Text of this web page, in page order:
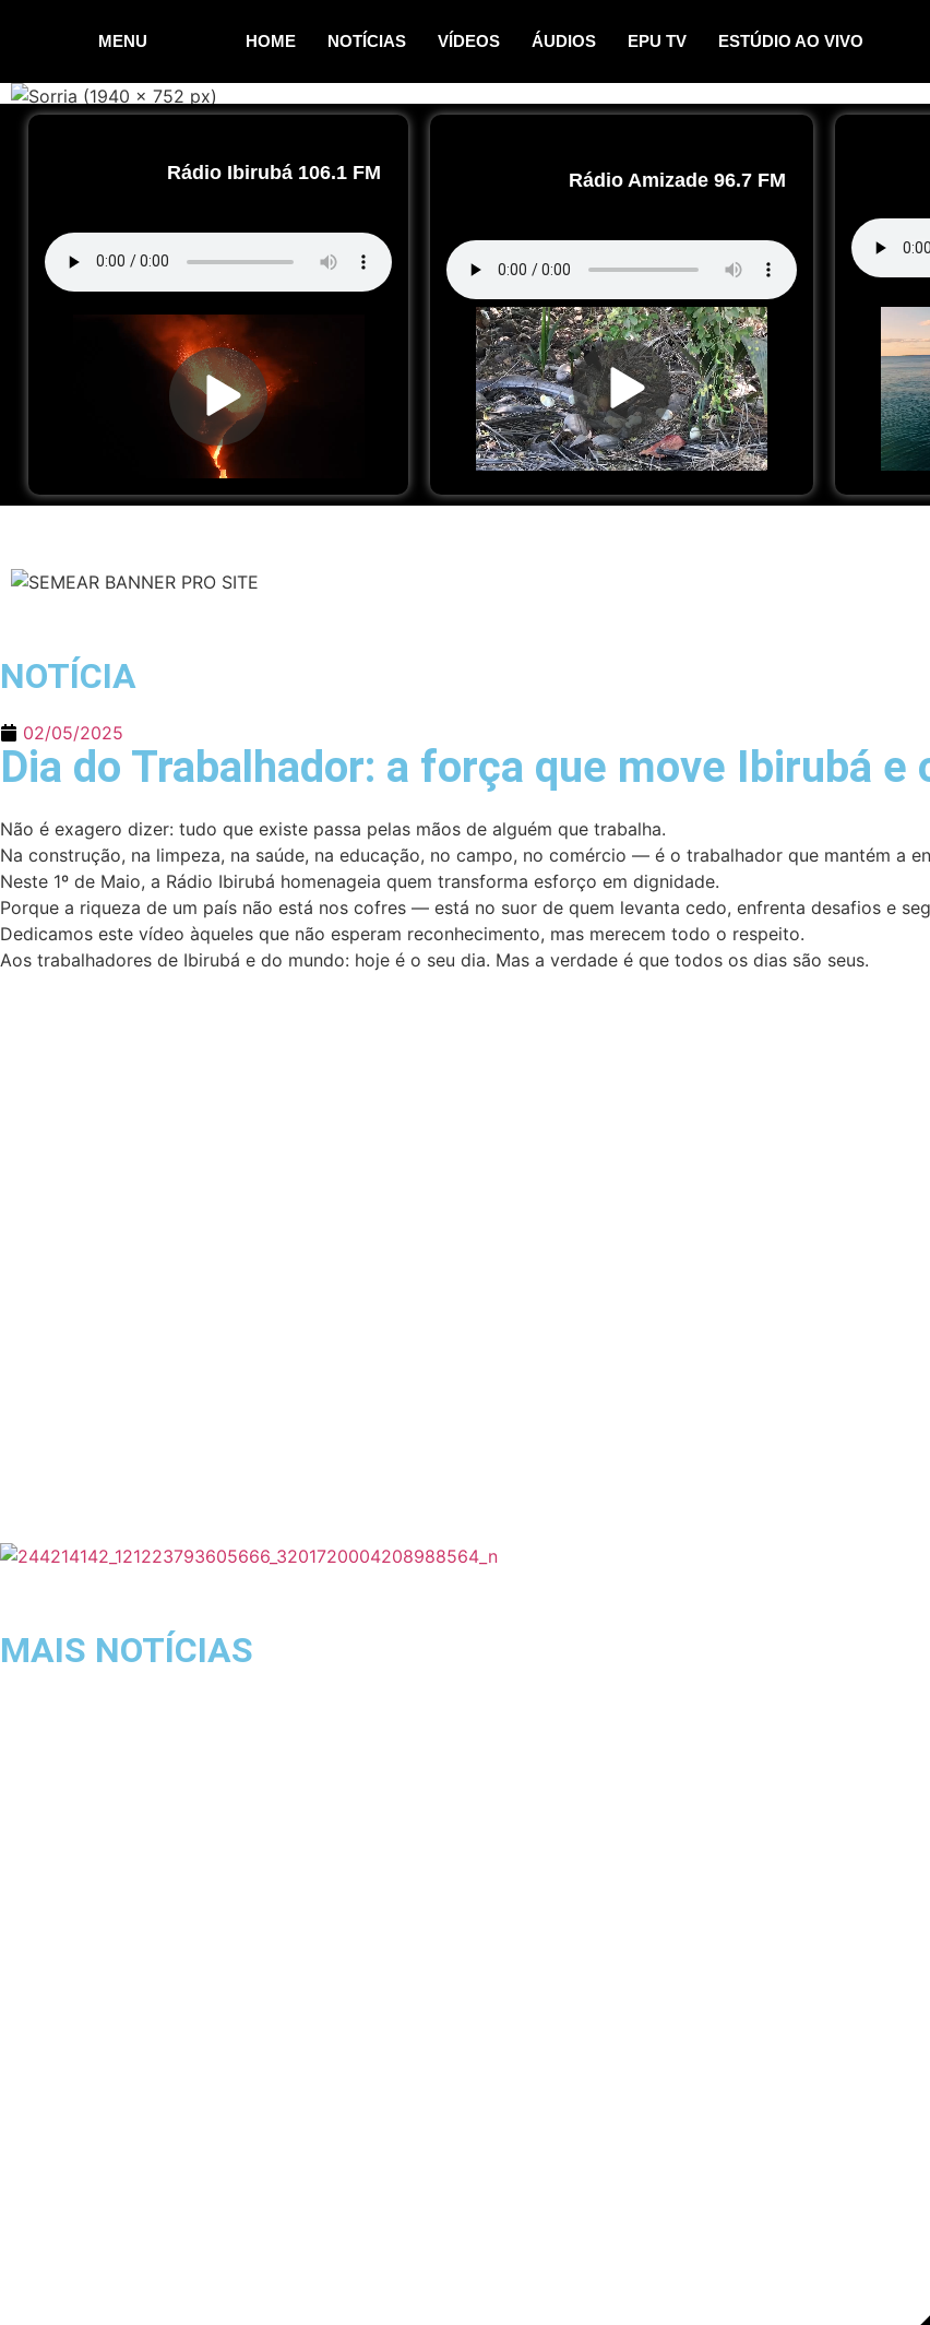
MENU HOME NOTÍCIAS VÍDEOS ÁUDIOS EPU TV ESTÚDIO AO VIVO
Rádio Ibirubá 106.1 FM Rádio Amizade 96.7 FM
NOTÍCIA
02/05/2025
Dia do Trabalhador: a força que move Ibirubá e
Não é exagero dizer: tudo que existe passa pelas mãos de alguém que trabalha.
Na construção, na limpeza, na saúde, na educação, no campo, no comércio — é o trabalhador que mantém a
Neste 1º de Maio, a Rádio Ibirubá homenageia quem transforma esforço em dignidade.
Porque a riqueza de um país não está nos cofres — está no suor de quem levanta cedo, enfrenta desafios e
Dedicamos este vídeo àqueles que não esperam reconhecimento, mas merecem todo o respeito.
Aos trabalhadores de Ibirubá e do mundo: hoje é o seu dia. Mas a verdade é que todos os dias são seus.
MAIS NOTÍCIAS